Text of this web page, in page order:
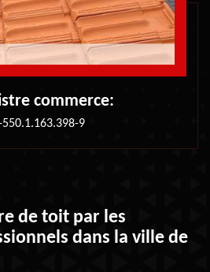
commerce:
550.1.163.398-9
de toit par les
dans la ville de